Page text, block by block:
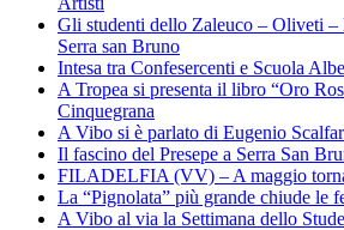
Gli studenti dello Zaleuco – Oliveti –
Serra san Bruno
Intesa tra Confesercenti e Scuola
A Tropea si presenta il libro “Oro
Cinquegrana
A Vibo si è parlato di Eugenio
Il fascino del Presepe a Serra San
FILADELFIA (VV) – A maggio
La “Pignolata” più grande chiude le
A Vibo al via la Settimana dello